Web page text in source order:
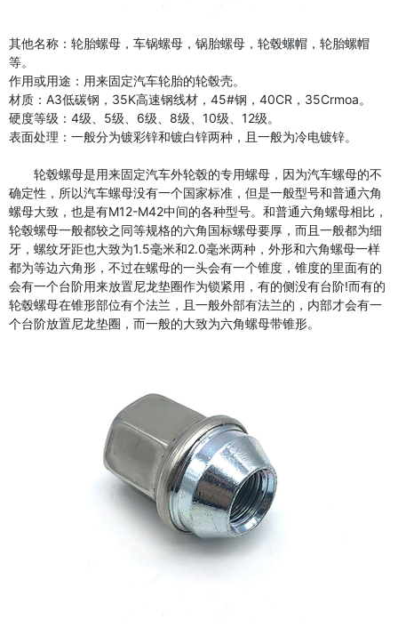
其他名称：轮胎螺母，车锅螺母，锅胎螺母，轮毂螺帽，轮胎螺帽
等。
作用或用途：用来固定汽车轮胎的轮毂壳。
材质：A3低碳钢，35K高速钢线材，45#钢，40CR，35Crmoa。
硬度等级：4级、5级、6级、8级、10级、12级。
表面处理：一般分为镀彩锌和镀白锌两种，且一般为冷电镀锌。
轮毂螺母是用来固定汽车外轮毂的专用螺母，因为汽车螺母的不
确定性，所以汽车螺母没有一个国家标准，但是一般型号和普通六角
螺母大致，也是有M12-M42中间的各种型号。和普通六角螺母相比，
轮毂螺母一般都较之同等规格的六角国标螺母要厚，而且一般都为细
牙，螺纹牙距也大致为1.5毫米和2.0毫米两种，外形和六角螺母一样
都为等边六角形，不过在螺母的一头会有一个锥度，锥度的里面有的
会有一个台阶用来放置尼龙垫圈作为锁紧用，有的侧没有台阶!而有的
轮毂螺母在锥形部位有个法兰，且一般外部有法兰的，内部才会有一
个台阶放置尼龙垫圈，而一般的大致为六角螺母带锥形。